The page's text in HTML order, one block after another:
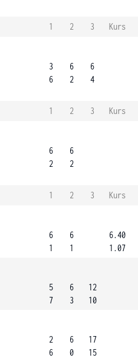
1 2 3
Kurs
3
6
6
2
6
4
1 2 3
Kurs
6
2
6
2
1 2 3
Kurs
6
1
6
1
6.40
1.07
5
7
6
3
12
10
2
6
6
0
17
15